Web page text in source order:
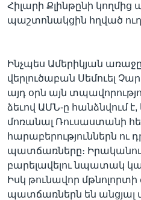
Լեզուներ
Հիլարի Քլինթընի կողմից
պաշտոնակցին հղված
Ինչպես Ամերիկյան
վերլուծաբան Սեմուել
այդ օրն այն
ձեւով ԱՄՆ-ը հանձնվում
մոռանալ Ռուսաստանի
հարաբերություններն ու
պատճառները։
բարելավելու նպատակ
Իսկ թունավոր
պատճառներն են